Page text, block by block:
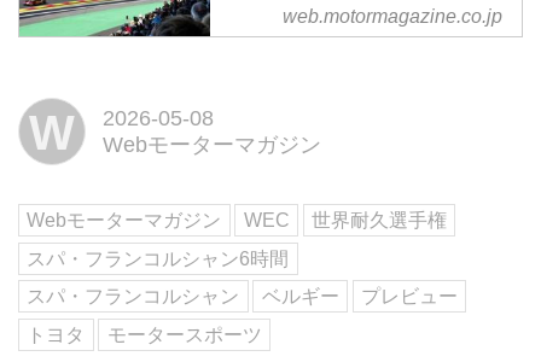
2026年5月9日土曜日(現地時間)、
WEC(世界耐久選手権)第2戦「ス
される。ル・マン24時間を前にし
ここでどんな走りを見せるのか、
注目が集まる。
web.motormagazine.co.jp
W
2026-05-08
Webモーターマガジン
Webモーターマガジン WEC
世界耐久選手権
スパ・フランコルシャン6時間
スパ・フランコルシャン
ベルギー
プレビュー
トヨタ
モータースポーツ